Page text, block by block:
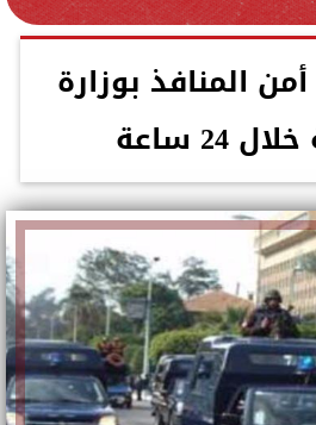
المنافذ بوزارة
24 ساعة